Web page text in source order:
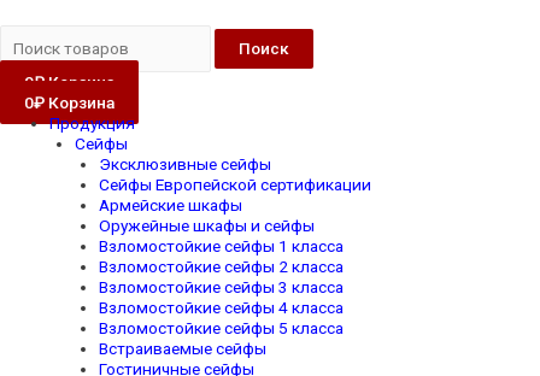
Поиск
0₽ Корзина
0₽ Корзина
Продукция
Сейфы
Эксклюзивные сейфы
Сейфы Европейской сертификации
Армейские шкафы
Оружейные шкафы и сейфы
Взломостойкие сейфы 1 класса
Взломостойкие сейфы 2 класса
Взломостойкие сейфы 3 класса
Взломостойкие сейфы 4 класса
Взломостойкие сейфы 5 класса
Встраиваемые сейфы
Гостиничные сейфы